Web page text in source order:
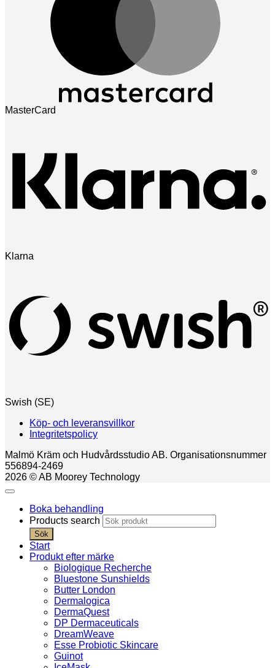
MasterCard
Klarna
Swish (SE)
Köp- och leveransvillkor
Integritetspolicy
Malmö Kräm och Hudvårdsstudio AB. Organisationsnummer
556894-2469
2026 © AB Moorey Technology
Boka behandling
Products search
Sök
Start
Produkt efter märke
Biologique Recherche
Bluestone Sunshields
Butter London
Dermalogica
DermaQuest
DP Dermaceuticals
DreamWeave
Esse Probiotic Skincare
Guinot